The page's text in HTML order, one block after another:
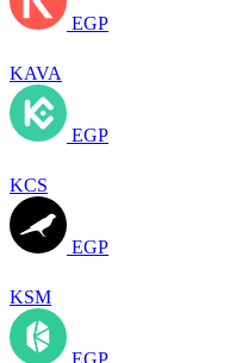
EGP
KAVA
EGP
KCS
EGP
KSM
EGP